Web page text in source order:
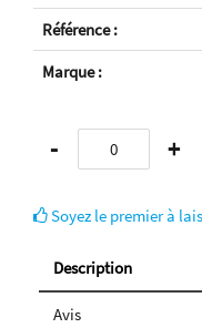
Référence :
Marque :
- +
Soyez le premier à
Description
Avis